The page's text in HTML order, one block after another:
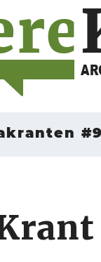
re
#9